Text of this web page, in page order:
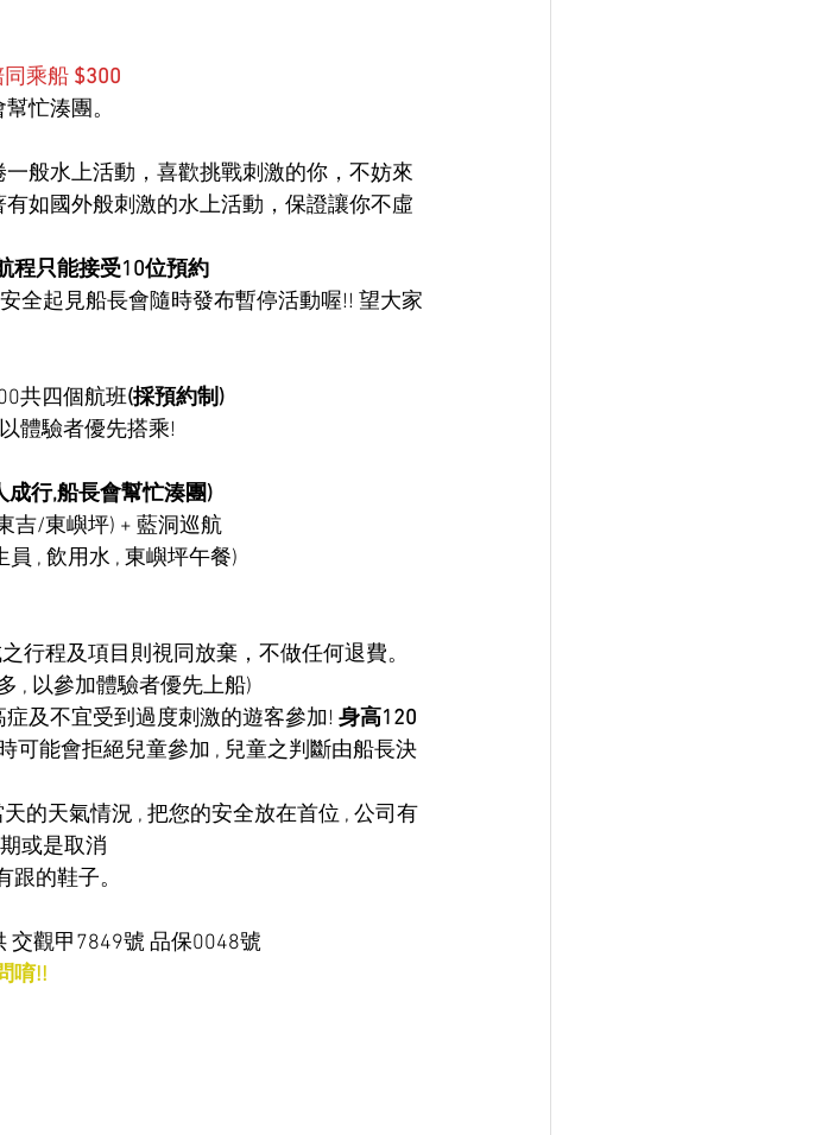
同乘船 $300
忙湊團。
般水上活動，喜歡挑戰刺激的你，不妨來
如國外般刺激的水上活動，保證讓你不虛
程只能接受10位預約
全起見船長會隨時發布暫停活動喔!! 望大家
共四個航班
(採預約制)
體驗者優先搭乘!
成行,船長會幫忙湊團)
吉/東嶼坪) + 藍洞巡航
, 飲用水 , 東嶼坪午餐)
行程及項目則視同放棄，不做任何退費。
, 以參加體驗者優先上船)
症及不宜受到過度刺激的遊客參加! 身高120
可能會拒絕兒童參加 , 兒童之判斷由船長決
的天氣情況 , 把您的安全放在首位 , 公司有
或是取消
的鞋子。
觀甲7849號 品保0048號
唷!!